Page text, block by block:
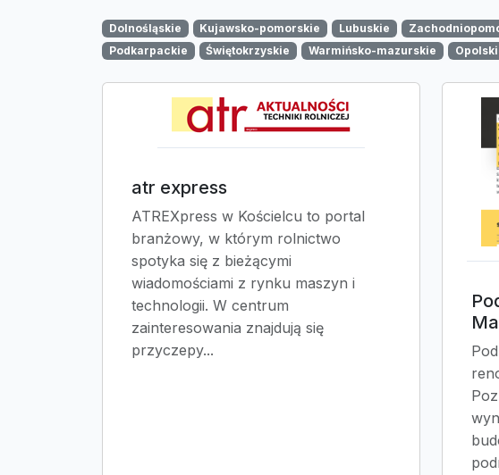
Dolnośląskie Kujawsko-pomorskie Lubuskie
Podkarpackie
Świętokrzyskie Warmińsko-mazurskie
atr express
ATREXpress w Kościelcu to portal
branżowy, w którym rolnictwo
spotyka się z bieżącymi
wiadomościami z rynku maszyn i
technologii. W centrum
zainteresowania znajdują się
przyczepy...